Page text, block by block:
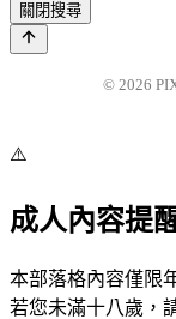
關閉搜尋
© 2026
⚠️
成人內容提
本部落格內容僅限
若您未滿十八歲，